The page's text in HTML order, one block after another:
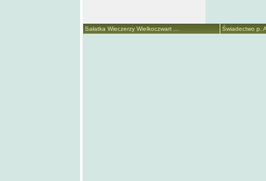
Sałatka Wieczerzy Wielkoczwart ... Świadectwo p.